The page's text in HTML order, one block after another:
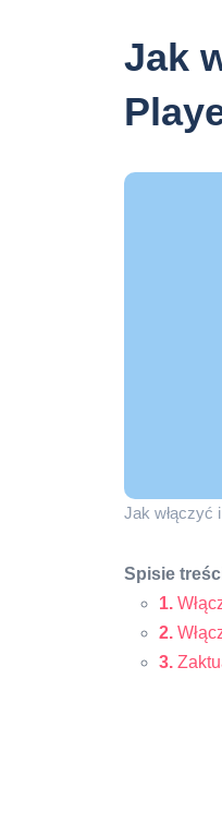
Jak
Jak włączyć
Spisie
1.
2.
3.